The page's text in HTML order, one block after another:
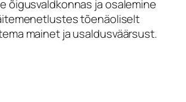
õigusvaldkonnas ja osalemine
tõenäoliselt
mainet ja usaldusväärsust.